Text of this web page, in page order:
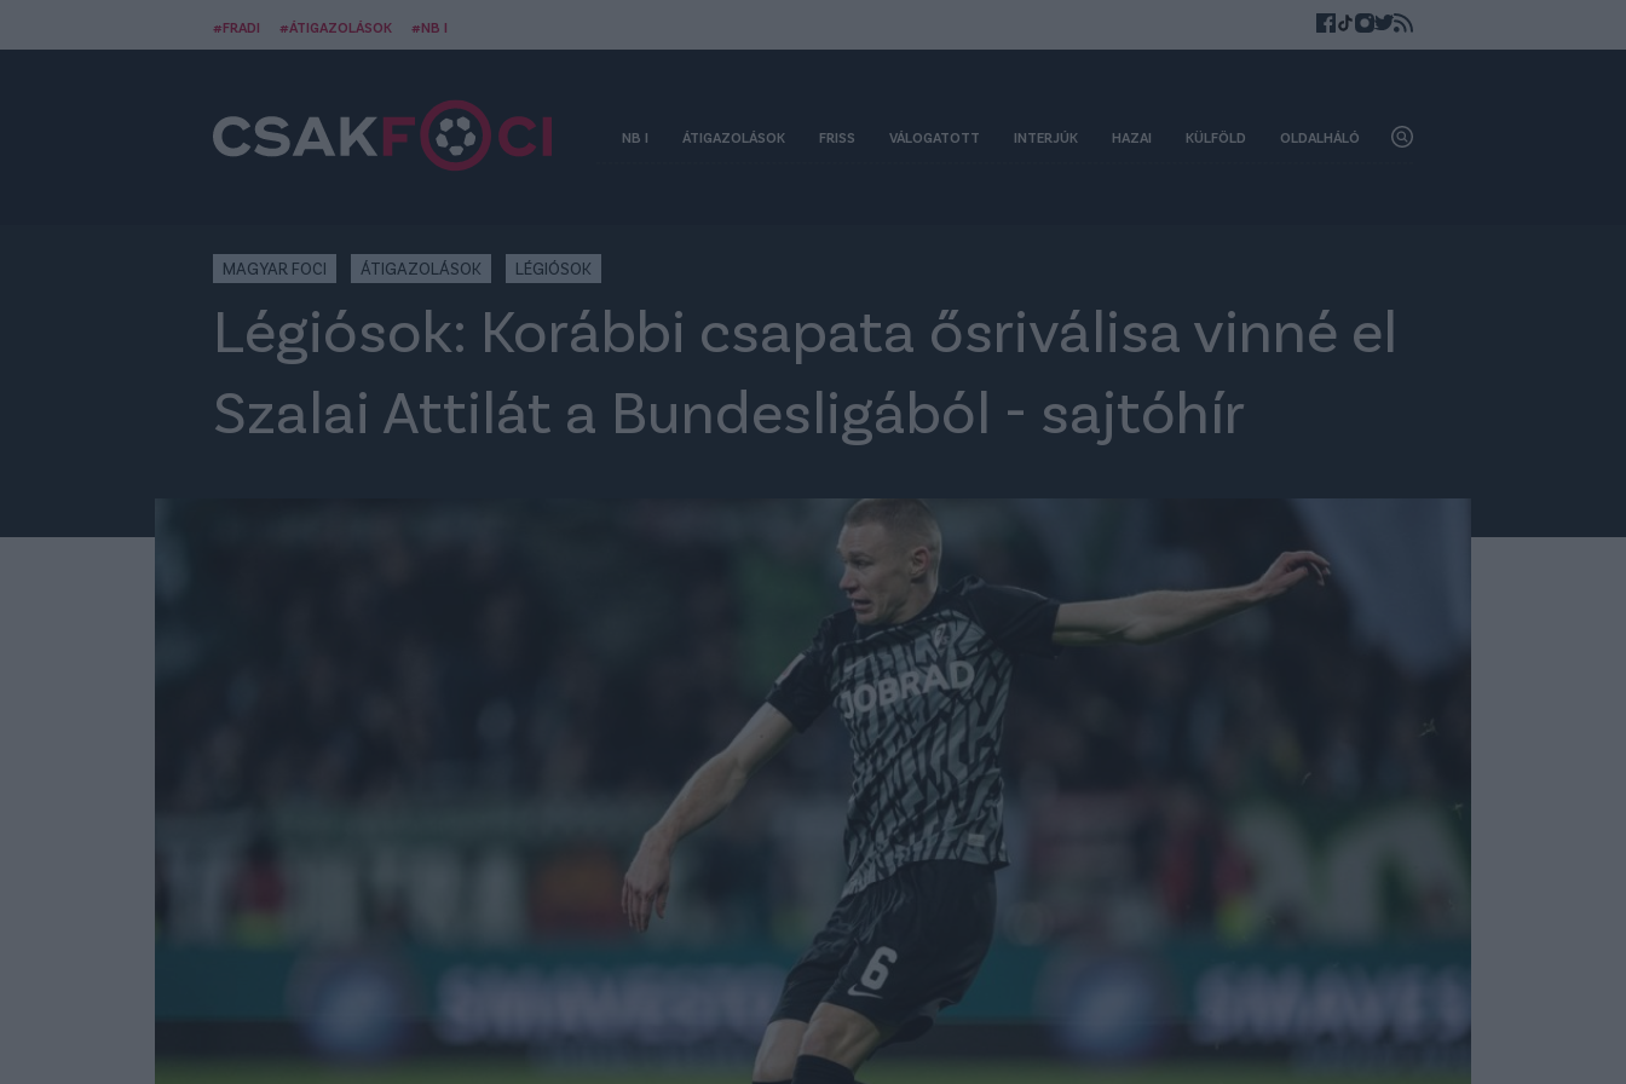
#FRADI #ÁTIGAZOLÁSOK #NB I
NB I ÁTIGAZOLÁSOK FRISS VÁLOGATOTT INTERJÚK HAZAI KÜLFÖLD OLDALHÁLÓ
MAGYAR FOCI ÁTIGAZOLÁSOK LÉGIÓSOK
Légiósok: Korábbi csapata ősriválisa vinné el
Szalai Attilát a Bundesligából - sajtóhír